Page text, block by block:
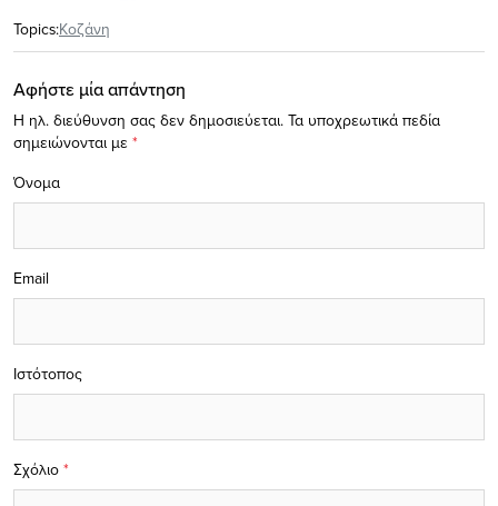
Topics:Κοζάνη
Αφήστε μία απάντηση
Η ηλ. διεύθυνση σας δεν δημοσιεύεται. Τα υποχρεωτικά πεδία
σημειώνονται με *
Σχόλιο *
Όνομα
Email
Ιστότοπος